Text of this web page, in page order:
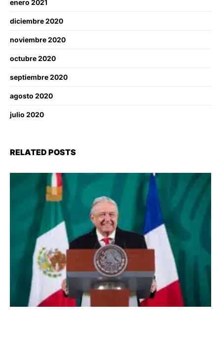
enero 2021
diciembre 2020
noviembre 2020
octubre 2020
septiembre 2020
agosto 2020
julio 2020
RELATED POSTS